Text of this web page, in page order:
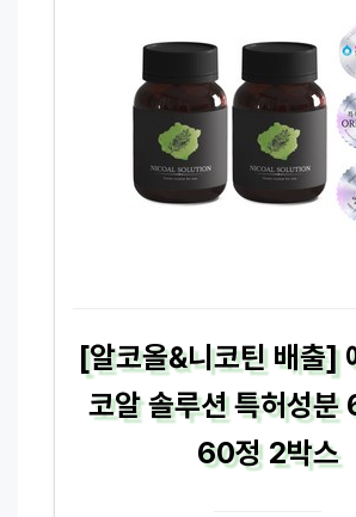
[알코올&니코틴 배출]
코알 솔루션 특허성
60정 2박스